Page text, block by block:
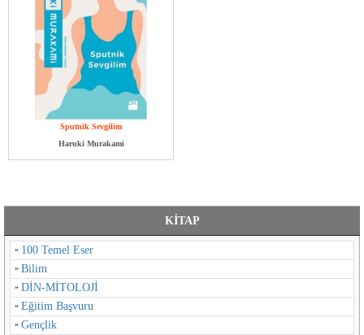
Sputnik Sevgilim
Haruki Murakami
KİTAP
100 Temel Eser
Bilim
DİN-MİTOLOJİ
Eğitim Başvuru
Gençlik